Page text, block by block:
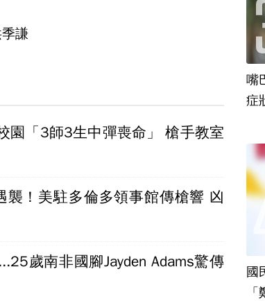
謙
園「3師3生中彈喪命」 槍手教室
襲！美駐多倫多領事館傳槍響 凶
歲南非國腳Jayden Adams驚傳
嘴
國